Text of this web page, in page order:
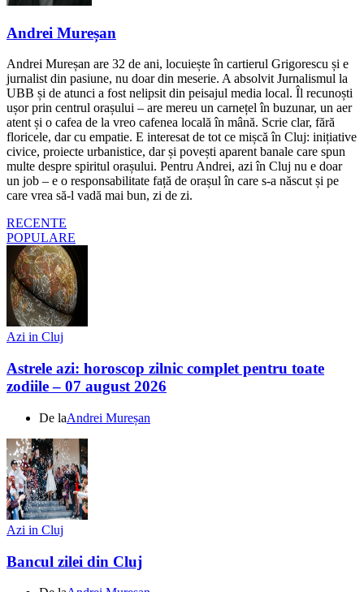
Andrei Mureșan
Andrei Mureșan are 32 de ani, locuiește în cartierul Grigorescu și e
jurnalist din pasiune, nu doar din meserie. A absolvit Jurnalismul la
UBB și de atunci a fost nelipsit din peisajul media local. Îl recunoști
ușor prin centrul orașului – are mereu un carnețel în buzunar, un aer
atent și o cafea de la vreo cafenea locală în mână. Scrie clar, fără
floricele, dar cu empatie. E interesat de tot ce mișcă în Cluj: inițiative
civice, proiecte urbanistice, dar și povești aparent banale care spun
multe despre spiritul orașului. Pentru Andrei, azi în Cluj nu e doar
un job – e o responsabilitate față de orașul în care s-a născut și pe
care vrea să-l vadă mai bun, zi de zi.
RECENTE
POPULARE
Azi in Cluj
Astrele azi: horoscop zilnic complet pentru toate
zodiile – 07 august 2026
De laAndrei Mureșan
Azi in Cluj
Bancul zilei din Cluj